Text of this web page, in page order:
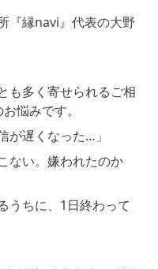
『縁navi』代表の大野
も多く寄せられるご相
お悩みです。
が遅くなった…」
ない。嫌われたのか
うちに、1日終わって